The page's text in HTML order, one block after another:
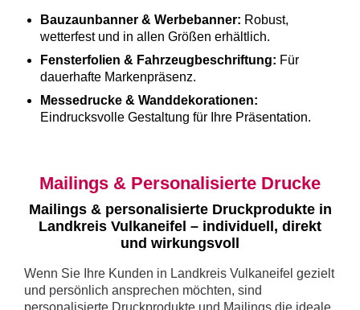
Bauzaunbanner & Werbebanner: Robust,
wetterfest und in allen Größen erhältlich.
Fensterfolien & Fahrzeugbeschriftung: Für
dauerhafte Markenpräsenz.
Messedrucke & Wanddekorationen:
Eindrucksvolle Gestaltung für Ihre Präsentation.
Mailings & Personalisierte Drucke
Mailings & personalisierte Druckprodukte in
Landkreis Vulkaneifel – individuell, direkt
und wirkungsvoll
Wenn Sie Ihre Kunden in Landkreis Vulkaneifel gezielt
und persönlich ansprechen möchten, sind